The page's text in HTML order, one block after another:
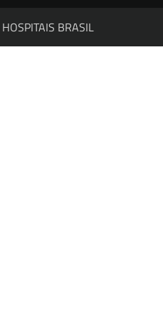
HOSPITAIS BRASIL